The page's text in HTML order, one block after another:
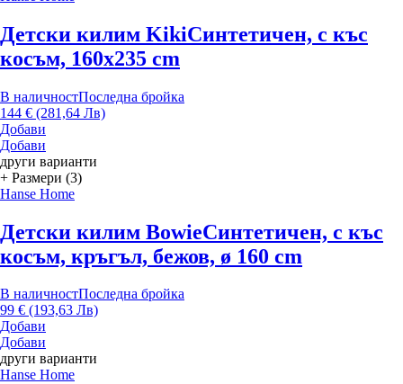
Детски килим KikiСинтетичен, с къс
косъм, 160x235 cm
В наличностПоследна бройка
144 € (281,64 Лв)
Добави
Добави
други варианти
+ Размери (3)
Hanse Home
Детски килим BowieСинтетичен, с къс
косъм, кръгъл, бежов, ø 160 cm
В наличностПоследна бройка
99 € (193,63 Лв)
Добави
Добави
други варианти
Hanse Home